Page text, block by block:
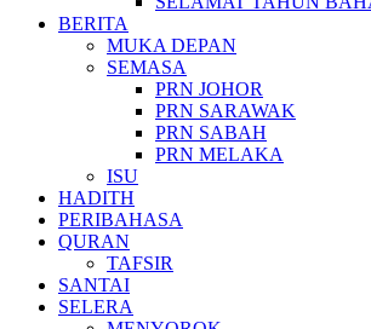
BERITA
MUKA DEPAN
SEMASA
PRN JOHOR
PRN SARAWAK
PRN SABAH
PRN MELAKA
ISU
HADITH
PERIBAHASA
QURAN
TAFSIR
SANTAI
SELERA